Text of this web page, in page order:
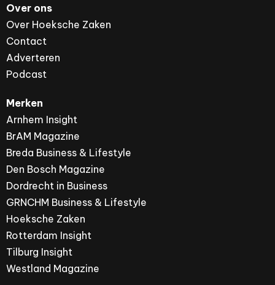
Over ons
Over Hoeksche Zaken
Contact
Adverteren
Podcast
Merken
Arnhem Insight
BrAM Magazine
Breda Business & Lifestyle
Den Bosch Magazine
Dordrecht in Business
GRNCHM Business & Lifestyle
Hoeksche Zaken
Rotterdam Insight
Tilburg Insight
Westland Magazine